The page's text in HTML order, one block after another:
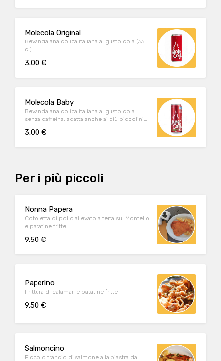
Molecola Original
Bevanda analcolica italiana al gusto cola (33
cl)
3.00 €
Molecola Baby
Bevanda analcolica italiana al gusto cola
senza caffeina, adatta anche ai più piccolini
3.00 €
Per i più piccoli
Nonna Papera
Cotoletta di pollo allevato a terra sul Montello
e patatine fritte
9.50 €
Paperino
Frittura di calamari e patatine fritte
9.50 €
Salmoncino
Piccolo trancio di salmone alla piastra da